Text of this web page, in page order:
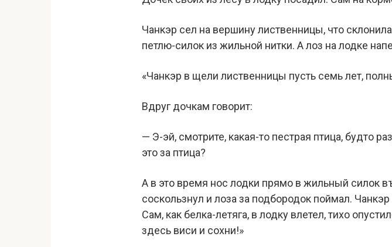
Чанкэр сел на вершину лиственницы, что
петлю-силок из жильной нитки. А лоз на лодке
«Чанкэр в щели лиственницы пусть семь лет,
Вдруг дочкам говорит:
— Э-эй, смотрите, какая-то пестрая птица, будто
это за птица?
А в это время нос лодки прямо в жильный силок
соскользнул и лоза за подбородок поймал.
Сам, как белка-летяга, в лодку влетел, тихо
здесь виси и сохни!»